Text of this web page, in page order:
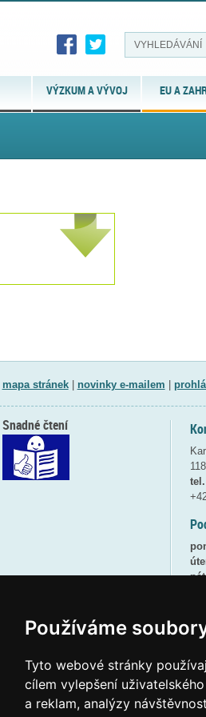
Používáme
Tyto webové stránky
cílem vylepšení
a reklam, analýzy
VÝZKUM A VÝVOJ EU A
mapa stránek| novinky e-mailem
Snadné čtení